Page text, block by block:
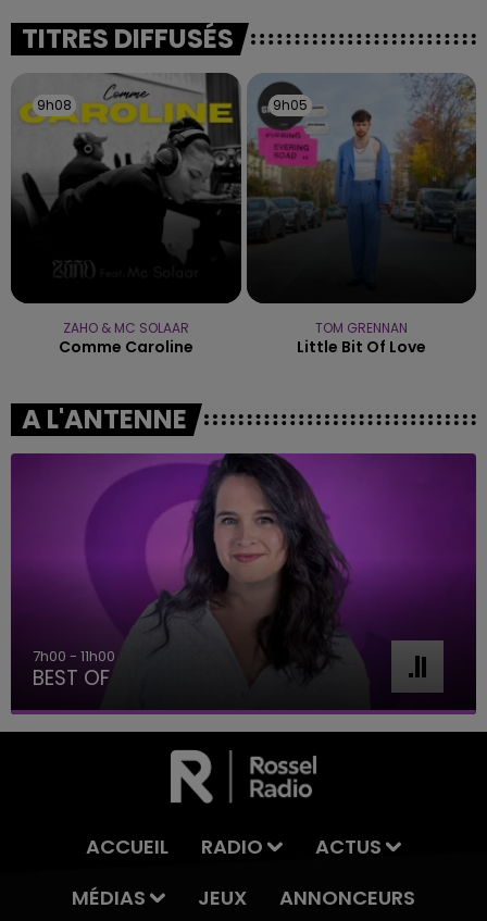
fermer ses portes.
TITRES DIFFUSÉS
9h08
9h08
ZAHO & MC SOLAAR
Comme Caroline
9h05
9h05
TOM GRENNAN
Little Bit Of Love
A L'ANTENNE
7h00 - 11h00
BEST OF
ACCUEIL RADIO
ACTUS
MÉDIAS
JEUX ANNONCEURS